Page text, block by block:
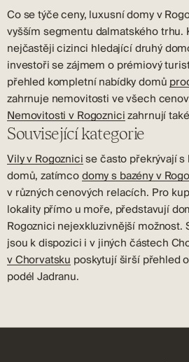
Co se týče ceny, luxusní domy v
vyšším segmentu dalmatského trhu.
nejčastěji cizinci hledající druhý
investoři se zájmem o prémiový
přehled kompletní nabídky domů
zahrnuje nemovitosti ve všech
Nemovitosti v Rogoznicizahrnují
Související kategorie
Vily v Rogoznicise často překrývají
domů, zatímcodomy s bazény v
v různých cenových relacích. Pro
lokality přímo u moře, představují
Rogoznici nejexkluzivnější možnost.
jsou k dispozici i v jiných částech
v Chorvatsku poskytují širší přehled
podél Jadranu.